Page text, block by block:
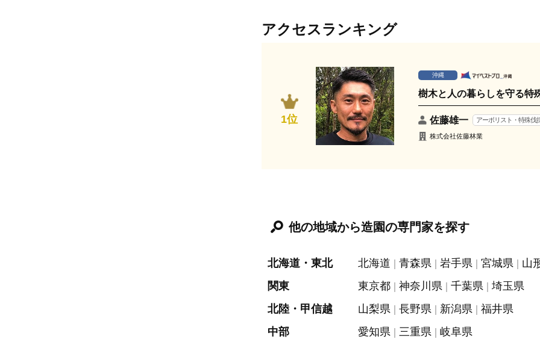
アクセスランキング
1位
沖縄
樹木と人の暮らしを守る特
佐藤雄一 アーボリスト・特殊伐
株式会社佐藤林業
他の地域から造園の専門家を探す
北海道・東北 北海道 青森県 岩手県 宮城県
山
関東
東京都 神奈川県 千葉県
埼玉県
北陸・甲信越
山梨県 長野県 新潟県
福井県
中部
愛知県 三重県
岐阜県